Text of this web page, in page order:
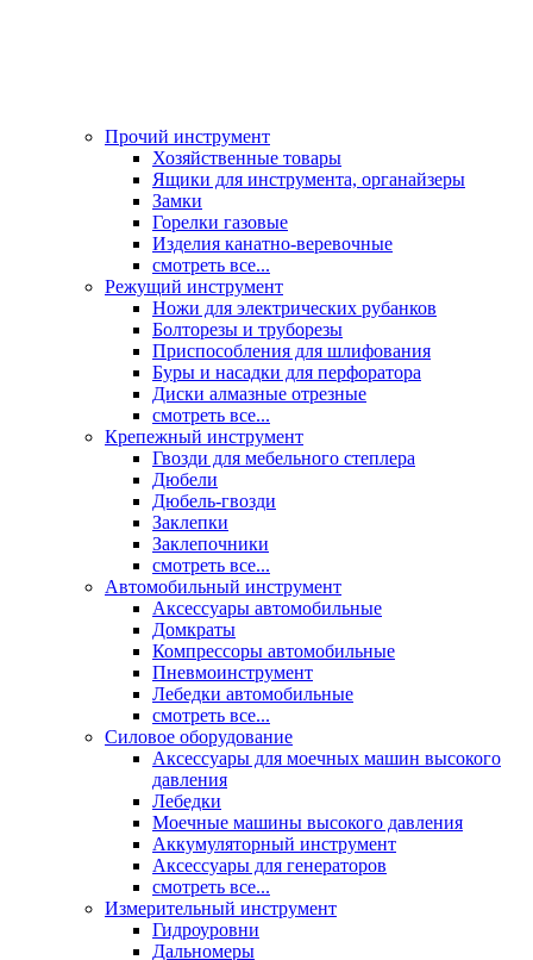
Прочий инструмент
Хозяйственные товары
Ящики для инструмента, органайзеры
Замки
Горелки газовые
Изделия канатно-веревочные
смотреть все...
Режущий инструмент
Ножи для электрических рубанков
Болторезы и труборезы
Приспособления для шлифования
Буры и насадки для перфоратора
Диски алмазные отрезные
смотреть все...
Крепежный инструмент
Гвозди для мебельного степлера
Дюбели
Дюбель-гвозди
Заклепки
Заклепочники
смотреть все...
Автомобильный инструмент
Аксессуары автомобильные
Домкраты
Компрессоры автомобильные
Пневмоинструмент
Лебедки автомобильные
смотреть все...
Силовое оборудование
Аксессуары для моечных машин высокого
давления
Лебедки
Моечные машины высокого давления
Аккумуляторный инструмент
Аксессуары для генераторов
смотреть все...
Измерительный инструмент
Гидроуровни
Дальномеры